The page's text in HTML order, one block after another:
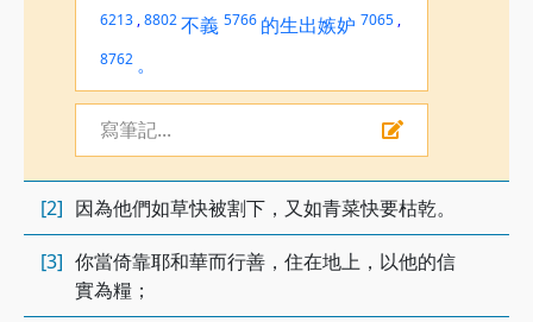
6213 ,8802不義 5766 的生出嫉妒 7065 ,
8762 。
寫筆記...
[2] 因為他們如草快被割下，又如青菜快要枯乾。
[3] 你當倚靠耶和華而行善，住在地上，以他的信
實為糧；